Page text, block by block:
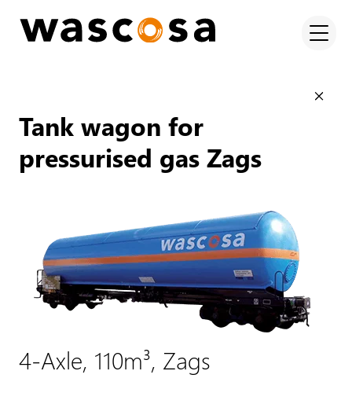
Tank wagon for
pressurised gas Zags
4-Axle, 110m³, Zags